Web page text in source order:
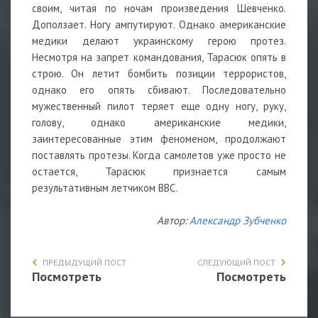
своим, читая по ночам произведения Шевченко.
Доползает. Ногу ампутируют. Однако американские
медики делают украинскому герою протез.
Несмотря на запрет командования, Тарасюк опять в
строю. Он летит бомбить позиции террористов,
однако его опять сбивают. Последовательно
мужественный пилот теряет еще одну ногу, руку,
голову, однако американские медики,
заинтересованные этим феноменом, продолжают
поставлять протезы. Когда самолетов уже просто не
остается, Тарасюк признается самым
результативным летчиком ВВС.
Автор:Александр Зубченко
ПРЕДЫДУЩИЙ ПОСТ
Посмотреть
СЛЕДУЮЩИЙ ПОСТ
Посмотреть